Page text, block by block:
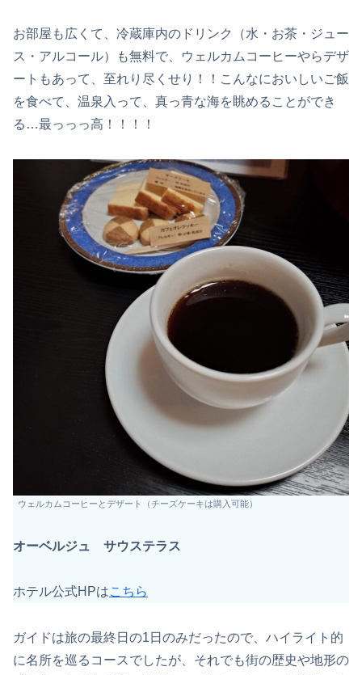
お部屋も広くて、冷蔵庫内のドリンク（水・お茶・ジュー
ス・アルコール）も無料で、ウェルカムコーヒーやらデザ
ートもあって、至れり尽くせり！！こんなにおいしいご飯
を食べて、温泉入って、真っ青な海を眺めることができ
る…最っっっ高！！！！
ウェルカムコーヒーとデザート（チーズケーキは購入可能）
オーベルジュ サウステラス
ホテル公式HPはこちら
ガイドは旅の最終日の1日のみだったので、ハイライト的
に名所を巡るコースでしたが、それでも街の歴史や地形の